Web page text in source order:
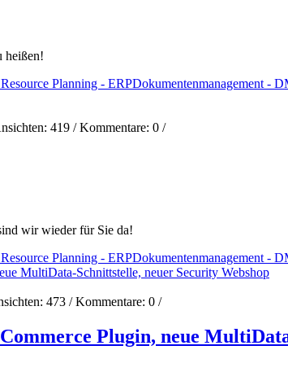
heißen!
Planning - ERPDokumentenmanagement -
419 / Kommentare: 0 /
wir wieder für Sie da!
Planning - ERPDokumentenmanagement -
473 / Kommentare: 0 /
Plugin, neue